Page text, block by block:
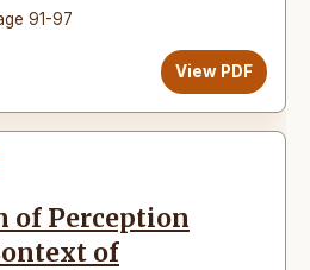
91-97
View PDF
of Perception
of